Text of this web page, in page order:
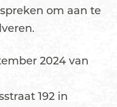
om aan te
2024 van
192 in